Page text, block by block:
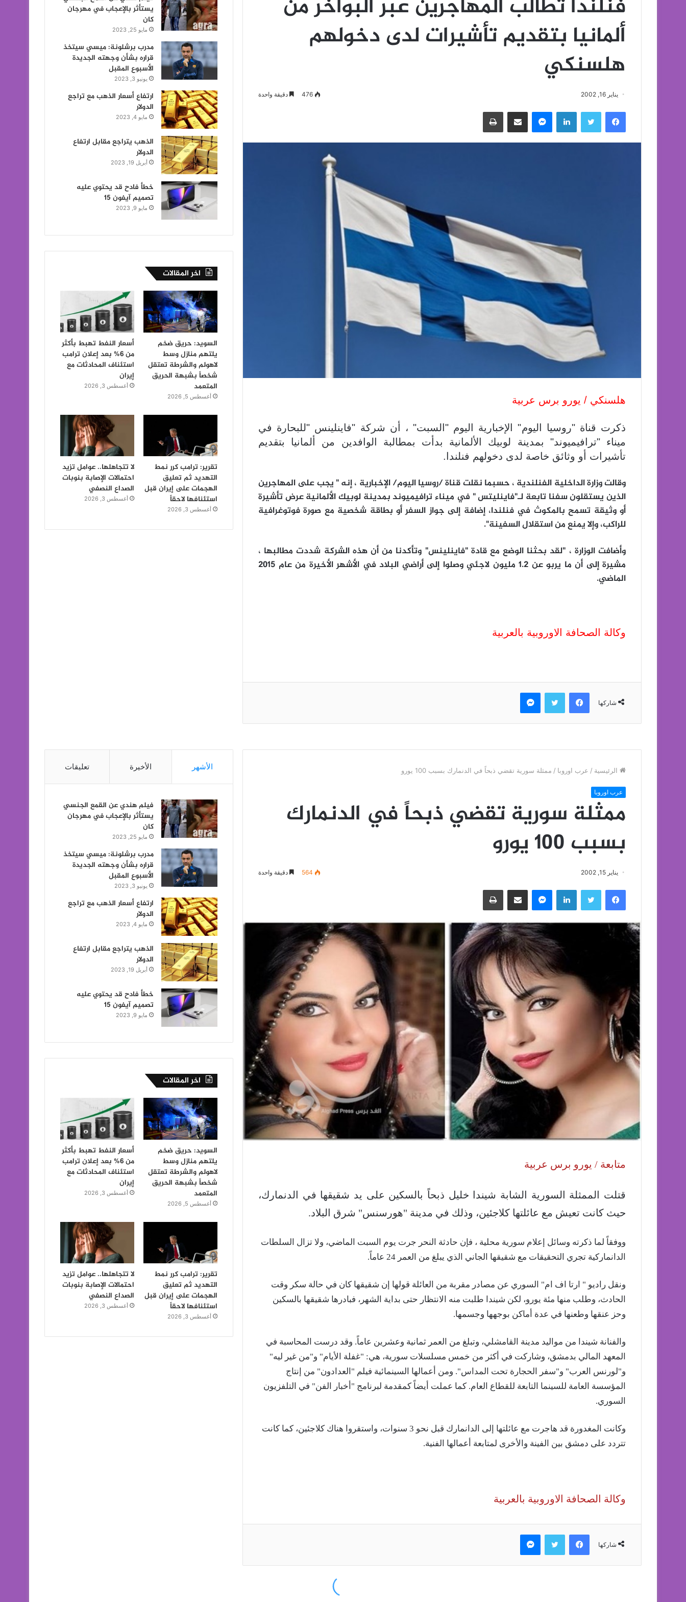
فنلندا تطالب المهاجرين عبر البواخر من
ألمانيا بتقديم تأشيرات لدى دخولهم
هلسنكي
يناير 16, 2002 476 دقيقة واحدة
فيسبوك تويتر لينكدإن ماسنجر مشاركة عبر البريد طباعة
هلسنكي / يورو برس عربية
ذكرت قناة "روسيا اليوم" الإخبارية اليوم "السبت" ، أن شركة "فاينلينس "للبحارة في
ميناء "ترافيميوند" بمدينة لوبيك الألمانية بدأت بمطالبة الوافدين من ألمانيا بتقديم
تأشيرات أو وثائق خاصة لدى دخولهم فنلندا.
وقالت وزارة الداخلية الفنلندية ، حسبما نقلت قناة /روسيا اليوم/ الإخبارية ، إنه " يجب على المهاجرين
الذين يستقلون سفنا تابعة لـ"فاينليتس " في ميناء ترافيميوند بمدينة لوبيك الألمانية عرض تأشيرة
أو وثيقة تسمح بالمكوث في فنلندا، إضافة إلى جواز السفر أو بطاقة شخصية مع صورة فوتوغرافية
للراكب، وإلا يمنع من استقلال السفينة".
وأضافت الوزارة ، "لقد بحثنا الوضع مع قادة "فاينلينس" وتأكدنا من أن هذه الشركة شددت مطالبها ،
مشيرة إلى أن ما يربو عن 1.2 مليون لاجئي وصلوا إلى أراضي البلاد في الأشهر الأخيرة من عام 2015
الماضي.
وكالة الصحافة الاوروبية بالعربية
شاركها
فيسبوك تويتر ماسنجر
يستأثر بالإعجاب في مهرجان
كان
مايو 25, 2023
مدرب برشلونة: ميسي سيتخذ
قراره بشأن وجهته الجديدة
الأسبوع المقبل
يونيو 3, 2023
ارتفاع أسعار الذهب مع تراجع
الدولار
مايو 4, 2023
الذهب يتراجع مقابل ارتفاع
الدولار
أبريل 19, 2023
خطأ فادح قد يحتوي عليه
تصميم آيفون 15
مايو 9, 2023
اخر المقالات
السويد: حريق ضخم
يلتهم منازل وسط
لاهولم والشرطة تعتقل
شخصاً بشبهة الحريق
المتعمد
أغسطس 5, 2026
أسعار النفط تهبط بأكثر
من 6% بعد إعلان ترامب
استئناف المحادثات مع
إيران
أغسطس 3, 2026
تقرير: ترامب كرر نمط
التهديد ثم تعليق
الهجمات على إيران قبل
استئنافها لاحقاً
أغسطس 3, 2026
لا تتجاهلها.. عوامل تزيد
احتمالات الإصابة بنوبات
الصداع النصفي
أغسطس 3, 2026